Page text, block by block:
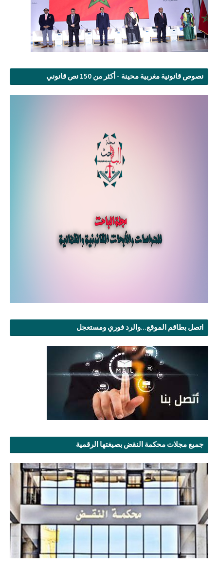
نصوص قانونية مغربية محينة - أكثر من 150 نص قانوني
اتصل بطاقم الموقع...والرد فوري ومستعجل
جميع مجلات محكمة النقض بصيغتها الرقمية